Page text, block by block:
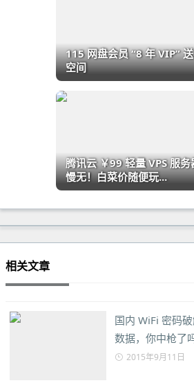
115 网盘会员 “8 年 VIP”
空间
腾讯云 ￥99 轻量 VPS 服
慢无！白菜价随便玩...
相关文章
国内 WiFi 密码
数据，你中枪了
2015年9月11日